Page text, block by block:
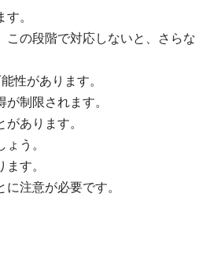
。
この段階で対応しないと、さらな
性があります。
制限されます。
あります。
う。
す。
注意が必要です。